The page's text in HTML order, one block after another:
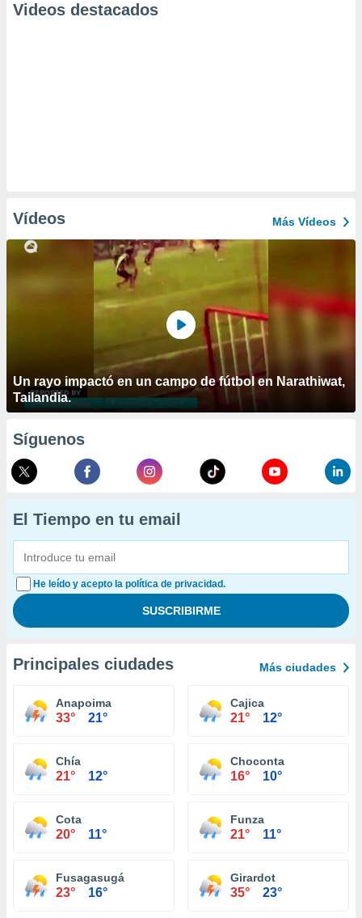
Videos destacados
Vídeos Más Vídeos
Un rayo impactó en un campo de fútbol en Narathiwat,
Tailandia.
Síguenos
El Tiempo en tu email
He leído y acepto la política de privacidad.
Principales ciudades Más ciudades
Anapoima
33° 21°
Cajica
21° 12°
Chía
21° 12°
Choconta
16° 10°
Cota
20° 11°
Funza
21° 11°
Fusagasugá
23° 16°
Girardot
35° 23°